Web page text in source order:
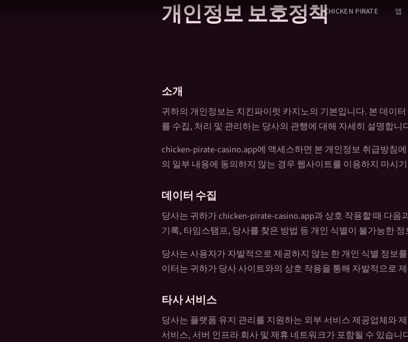
CHICKEN PIRATE 앱
개인정보 보호정책
소개
귀하의 개인정보는 치킨파이럿 카지노의 기본입니다. 본 데이
를 수집, 처리 및 관리하는 당사의 관행에 대해 자세히 설명합니
chicken-pirate-casino.app에 액세스하면 본 개인정보 취급방침
의 일부 내용에 동의하지 않는 경우 웹사이트를 이용하지 마시
데이터 수집
당사는 귀하가 chicken-pirate-casino.app과 상호 작용할 때 다
기록, 타임스탬프, 당사를 찾은 방법 등 개인 식별이 불가능한 정
당사는 사용자가 자발적으로 제공하지 않는 한 개인 식별 정보
이터는 귀하가 당사 사이트와의 상호 작용을 통해 자발적으로
타사 서비스
당사는 플랫폼 유지 관리를 지원하는 외부 서비스 제공업체와
서비스, 서버 인프라 회사 및 제휴 네트워크가 포함될 수 있습니